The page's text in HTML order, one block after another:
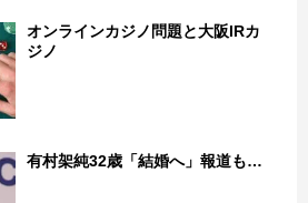
オンラインカジノ問題と大阪IRカ
ジノ
有村架純32歳「結婚へ」報道も…